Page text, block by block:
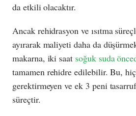
da etkili olacaktır.
Ancak rehidrasyon ve ısıtma
ayırarak maliyeti daha da
makarna, iki saat soğuk suda
tamamen rehidre edilebilir. Bu,
gerektirmeyen ve ek 3 peni
süreçtir.